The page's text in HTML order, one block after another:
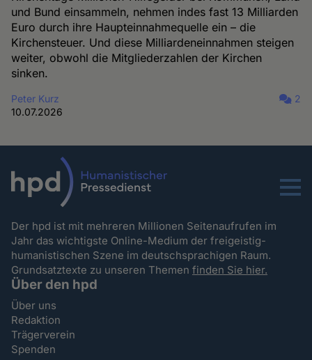
und Bund einsammeln, nehmen indes fast 13 Milliarden
Euro durch ihre Haupteinnahmequelle ein – die
Kirchensteuer. Und diese Milliardeneinnahmen steigen
weiter, obwohl die Mitgliederzahlen der Kirchen
sinken.
Peter Kurz
10.07.2026
2
Menu
Der hpd ist mit mehreren Millionen Seitenaufrufen im
Jahr das wichtigste Online-Medium der freigeistig-
humanistischen Szene im deutschsprachigen Raum.
Grundsatztexte zu unseren Themenfinden Sie hier.
Über den hpd
Über uns
Redaktion
Trägerverein
Spenden